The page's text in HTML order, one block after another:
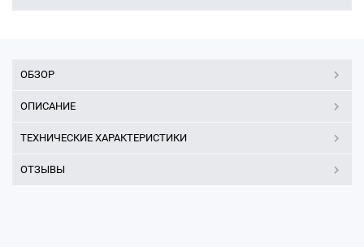
ОБЗОР
ОПИСАНИЕ
ТЕХНИЧЕСКИЕ ХАРАКТЕРИСТИКИ
ОТЗЫВЫ